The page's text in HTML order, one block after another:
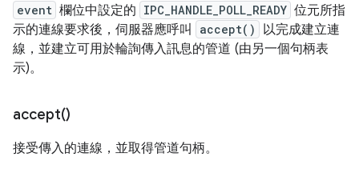
event 欄位中設定的 IPC_HANDLE_POLL_READY 位元所指
示的連線要求後，伺服器應呼叫
accept()
以完成建立連
線，並建立可用於輪詢傳入訊息的管道 (由另一個句柄表
示)。
accept()
接受傳入的連線，並取得管道句柄。